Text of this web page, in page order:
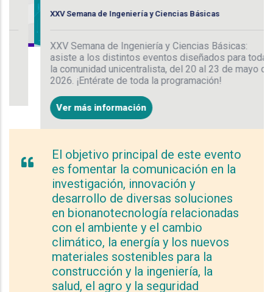
XXV Semana de Ingeniería y Ciencias Básicas
XXV Semana de Ingeniería y Ciencias Básicas:
asiste a los distintos eventos diseñados para toda
la comunidad unicentralista, del 20 al 23 de mayo de
2026. ¡Entérate de toda la programación!
Ver más información
El objetivo principal de este evento
es fomentar la comunicación en la
investigación, innovación y
desarrollo de diversas soluciones
en bionanotecnología relacionadas
con el ambiente y el cambio
climático, la energía y los nuevos
materiales sostenibles para la
construcción y la ingeniería, la
salud, el agro y la seguridad